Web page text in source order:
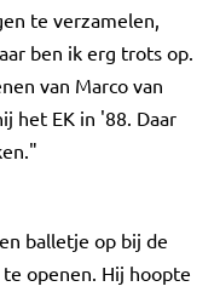
te verzamelen,
ben ik erg trots op.
van Marco van
het EK in '88. Daar
balletje op bij de
openen. Hij hoopte